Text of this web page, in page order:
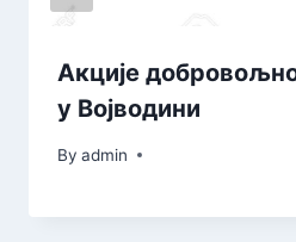
Акције
у Војводини
By admin